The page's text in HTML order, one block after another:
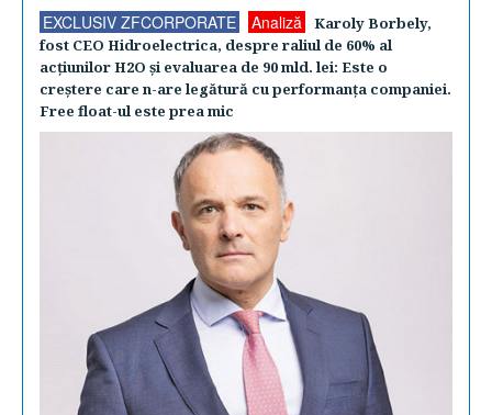
EXCLUSIV ZFCORPORATE Analiză
Karoly Borbely,
fost CEO Hidroelectrica, despre raliul de 60% al
acţiunilor H2O şi evaluarea de 90 mld. lei: Este o
creştere care n-are legătură cu performanţa companiei.
Free float-ul este prea mic